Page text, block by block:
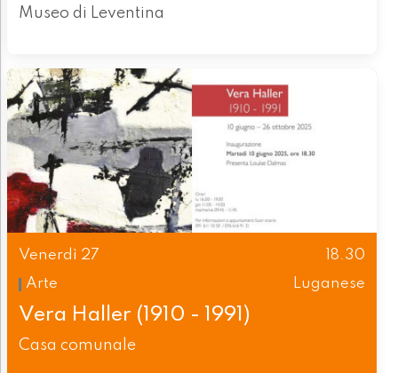
Museo di Leventina
Venerdì 27
18.30
Arte
Luganese
Vera Haller (1910 - 1991)
Casa comunale